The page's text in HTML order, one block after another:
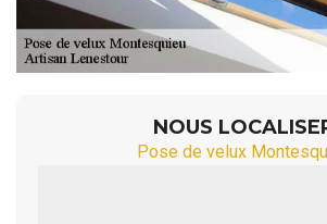
NOUS
Pose de velux